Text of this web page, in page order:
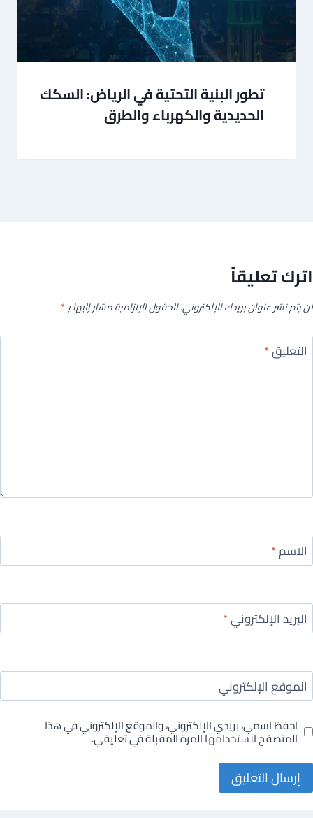
تطور البنية التحتية في الرياض: السكك
الحديدية والكهرباء والطرق
اترك تعليقاً
لن يتم نشر عنوان بريدك الإلكتروني.الحقول الإلزامية مشار إليها بـ*
التعليق*
الاسم*
البريد الإلكتروني*
الموقع الإلكتروني
احفظ اسمي، بريدي الإلكتروني، والموقع الإلكتروني في هذا
المتصفح لاستخدامها المرة المقبلة في تعليقي.